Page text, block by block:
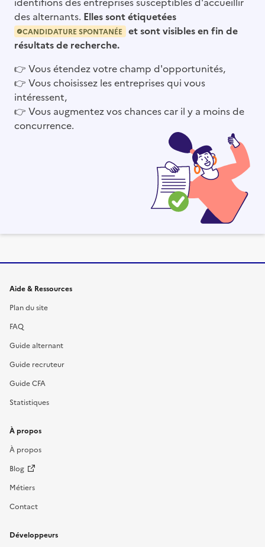
des alternants. Elles sont étiquetées
CANDIDATURE SPONTANÉE
et sont visibles en fin de
résultats de recherche.
👉 Vous étendez votre champ d'opportunités,
👉 Vous choisissez les entreprises qui vous
intéressent,
👉 Vous augmentez vos chances car il y a moins de
concurrence.
Informations et liens du site
Aide & Ressources
Plan du site
FAQ
Guide alternant
Guide recruteur
Guide CFA
Statistiques
À propos
À propos
Blog
Métiers
Contact
Développeurs